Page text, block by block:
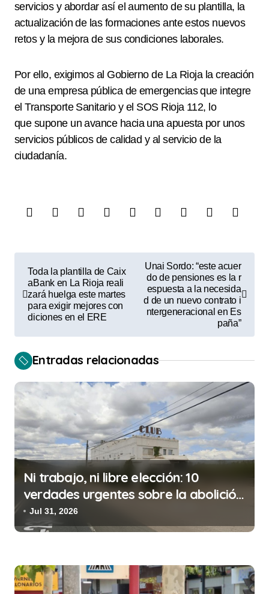
servicios y abordar así el aumento de su plantilla, la
actualización de las formaciones ante estos nuevos
retos y la mejora de sus condiciones laborales.
Por ello, exigimos al Gobierno de La Rioja la creación
de una empresa pública de emergencias que integre
el Transporte Sanitario y el SOS Rioja 112, lo
que supone unavance hacia una apuesta por unos
servicios públicos de calidad y al servicio de la
ciudadanía.
g
a
c
i
ó
n
d
e
n
a
Toda la plantilla de Caix
aBank en La Rioja reali
zará huelga este martes
para exigir mejores con
diciones en el ERE
Unai Sordo: “este acuer
do de pensiones es la r
espuesta a la necesida
d de un nuevo contrato i
ntergeneracional en Es
paña”
Entradas relacionadas
Ni trabajo, ni libre elección: 10
verdades urgentes sobre la abolición
de la prostitución
Jul 31, 2026